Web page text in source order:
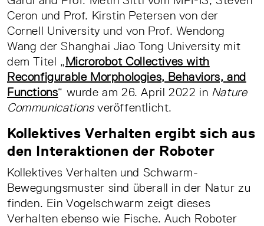
Ceron und Prof. Kirstin Petersen von der
Cornell University und von Prof. Wendong
Wang der Shanghai Jiao Tong University mit
dem Titel „Microrobot Collectives with
Reconfigurable Morphologies, Behaviors, and
Functions“ wurde am 26. April 2022 in Nature
Communicationsveröffentlicht.
Kollektives Verhalten ergibt sich aus
den Interaktionen der Roboter
Kollektives Verhalten und Schwarm-
Bewegungsmuster sind überall in der Natur zu
finden. Ein Vogelschwarm zeigt dieses
Verhalten ebenso wie Fische. Auch Roboter